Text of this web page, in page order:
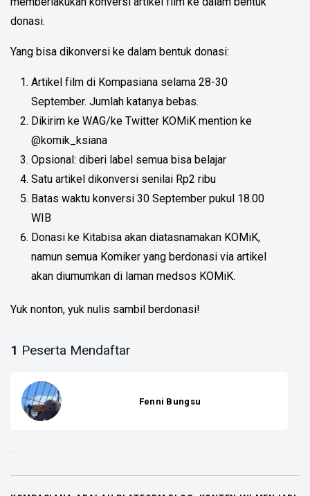
donasi.
Yang bisa dikonversi ke dalam bentuk donasi:
Artikel film di Kompasiana selama 28-30
September. Jumlah katanya bebas.
Dikirim ke WAG/ke Twitter KOMiK mention ke
@komik_ksiana
Opsional: diberi label semua bisa belajar
Satu artikel dikonversi senilai Rp2 ribu
Batas waktu konversi 30 September pukul 18.00
WIB
Donasi ke Kitabisa akan diatasnamakan KOMiK,
namun semua Komiker yang berdonasi via artikel
akan diumumkan di laman medsos KOMiK.
Yuk nonton, yuk nulis sambil berdonasi!
1 Peserta Mendaftar
Fenni Bungsu